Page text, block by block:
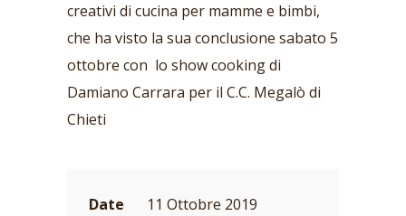
creativi di cucina per mamme e bimbi,
che ha visto la sua conclusione sabato 5
ottobre con lo show cooking di
Damiano Carrara per il C.C. Megalò di
Chieti
Date 11 Ottobre 2019